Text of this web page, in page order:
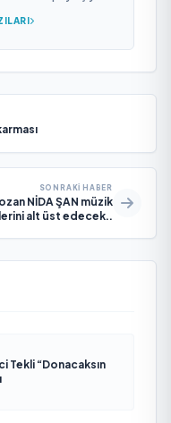
SONRAKI HABER
NİDA ŞAN müzik
alt üst edecek..
Tekli “Donacaksın